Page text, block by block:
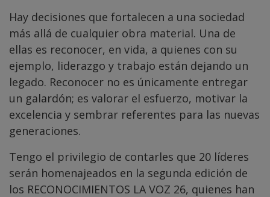
Hay decisiones que fortalecen a una sociedad
más allá de cualquier obra material. Una de
ellas es reconocer, en vida, a quienes con su
ejemplo, liderazgo y trabajo están dejando un
legado. Reconocer no es únicamente entregar
un galardón; es valorar el esfuerzo, motivar la
excelencia y sembrar referentes para las nuevas
generaciones.
Tengo el privilegio de contarles que 20 líderes
serán homenajeados en la segunda edición de
los RECONOCIMIENTOS LA VOZ 26, quienes han